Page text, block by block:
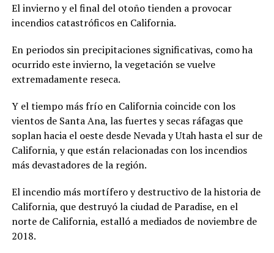
El invierno y el final del otoño tienden a provocar
incendios catastróficos en California.
En periodos sin precipitaciones significativas, como ha
ocurrido este invierno, la vegetación se vuelve
extremadamente reseca.
Y el tiempo más frío en California coincide con los
vientos de Santa Ana, las fuertes y secas ráfagas que
soplan hacia el oeste desde Nevada y Utah hasta el sur de
California, y que están relacionadas con los incendios
más devastadores de la región.
El incendio más mortífero y destructivo de la historia de
California, que destruyó la ciudad de Paradise, en el
norte de California, estalló a mediados de noviembre de
2018.